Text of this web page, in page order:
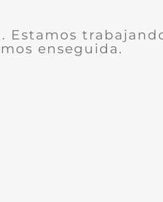
Estamos
enseguida.